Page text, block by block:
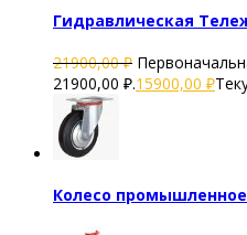
Гидравлическая
21900,00₽
21900,00 ₽.15900,00 ₽
Колесо